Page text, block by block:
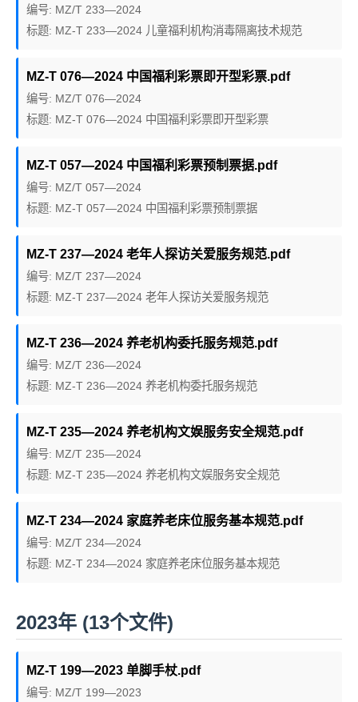
编号: MZ/T 233—2024
标题: MZ-T 233—2024 儿童福利机构消毒隔离技术规范
MZ-T 076—2024 中国福利彩票即开型彩票.pdf
编号: MZ/T 076—2024
标题: MZ-T 076—2024 中国福利彩票即开型彩票
MZ-T 057—2024 中国福利彩票预制票据.pdf
编号: MZ/T 057—2024
标题: MZ-T 057—2024 中国福利彩票预制票据
MZ-T 237—2024 老年人探访关爱服务规范.pdf
编号: MZ/T 237—2024
标题: MZ-T 237—2024 老年人探访关爱服务规范
MZ-T 236—2024 养老机构委托服务规范.pdf
编号: MZ/T 236—2024
标题: MZ-T 236—2024 养老机构委托服务规范
MZ-T 235—2024 养老机构文娱服务安全规范.pdf
编号: MZ/T 235—2024
标题: MZ-T 235—2024 养老机构文娱服务安全规范
MZ-T 234—2024 家庭养老床位服务基本规范.pdf
编号: MZ/T 234—2024
标题: MZ-T 234—2024 家庭养老床位服务基本规范
2023年 (13个文件)
MZ-T 199—2023 单脚手杖.pdf
编号: MZ/T 199—2023